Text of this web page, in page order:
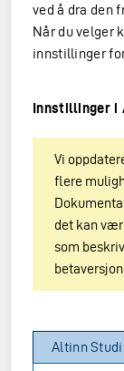
ved å dra den
Når du velger
innstillinger
Innstillinger i
Vi
flere
det kan
som
betaversjon.
Altinn